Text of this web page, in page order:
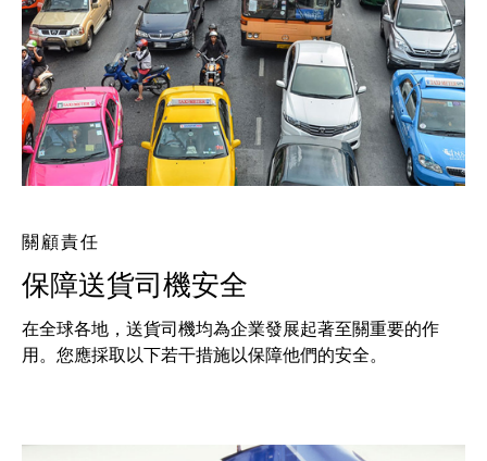
關顧責任
保障送貨司機安全
在全球各地，送貨司機均為企業發展起著至關重要的作
用。您應採取以下若干措施以保障他們的安全。